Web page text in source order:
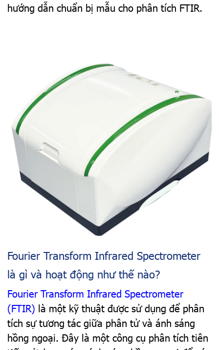
hướng dẫn chuẩn bị mẫu cho phân tích FTIR.
Fourier Transform Infrared Spectrometer
là gì và hoạt động như thế nào?
Fourier Transform Infrared Spectrometer
(FTIR) là một kỹ thuật được sử dụng để phân
tích sự tương tác giữa phân tử và ánh sáng
hồng ngoại. Đây là một công cụ phân tích tiên